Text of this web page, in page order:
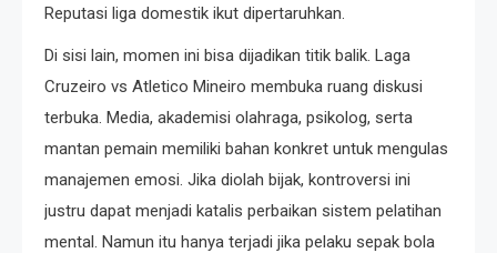
Reputasi liga domestik ikut dipertaruhkan.
Di sisi lain, momen ini bisa dijadikan titik balik. Laga
Cruzeiro vs Atletico Mineiro membuka ruang diskusi
terbuka. Media, akademisi olahraga, psikolog, serta
mantan pemain memiliki bahan konkret untuk mengulas
manajemen emosi. Jika diolah bijak, kontroversi ini
justru dapat menjadi katalis perbaikan sistem pelatihan
mental. Namun itu hanya terjadi jika pelaku sepak bola